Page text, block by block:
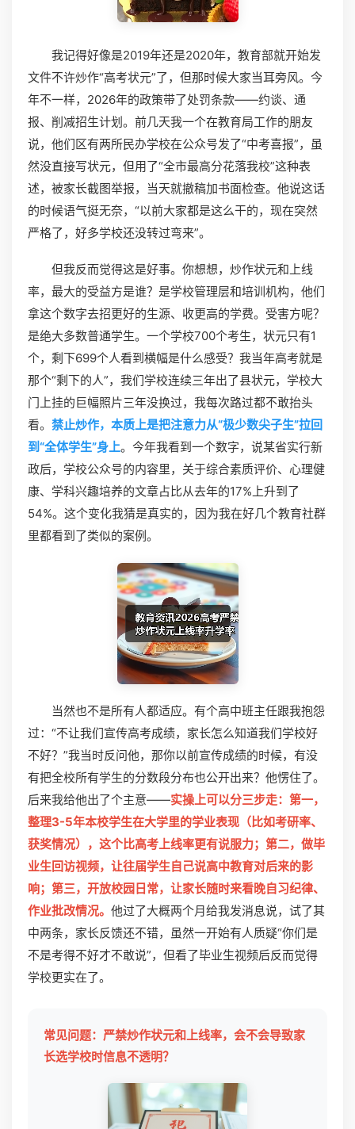
我记得好像是2019年还是2020年，教育部就开始发
文件不许炒作“高考状元”了，但那时候大家当耳旁风。今
年不一样，2026年的政策带了处罚条款——约谈、通
报、削减招生计划。前几天我一个在教育局工作的朋友
说，他们区有两所民办学校在公众号发了“中考喜报”，虽
然没直接写状元，但用了“全市最高分花落我校”这种表
述，被家长截图举报，当天就撤稿加书面检查。他说这话
的时候语气挺无奈，“以前大家都是这么干的，现在突然
严格了，好多学校还没转过弯来”。
但我反而觉得这是好事。你想想，炒作状元和上线
率，最大的受益方是谁？是学校管理层和培训机构，他们
拿这个数字去招更好的生源、收更高的学费。受害方呢？
是绝大多数普通学生。一个学校700个考生，状元只有1
个，剩下699个人看到横幅是什么感受？我当年高考就是
那个“剩下的人”，我们学校连续三年出了县状元，学校大
门上挂的巨幅照片三年没换过，我每次路过都不敢抬头
看。 禁止炒作，本质上是把注意力从“极少数尖子生”拉回
到“全体学生”身上。今年我看到一个数字，说某省实行新
政后，学校公众号的内容里，关于综合素质评价、心理健
康、学科兴趣培养的文章占比从去年的17%上升到了
54%。这个变化我猜是真实的，因为我在好几个教育社群
里都看到了类似的案例。
当然也不是所有人都适应。有个高中班主任跟我抱怨
过：“不让我们宣传高考成绩，家长怎么知道我们学校好
不好？”我当时反问他，那你以前宣传成绩的时候，有没
有把全校所有学生的分数段分布也公开出来？他愣住了。
后来我给他出了个主意——实操上可以分三步走：第一，
整理3-5年本校学生在大学里的学业表现（比如考研率、
获奖情况），这个比高考上线率更有说服力；第二，做毕
业生回访视频，让往届学生自己说高中教育对后来的影
响；第三，开放校园日常，让家长随时来看晚自习纪律、
作业批改情况。 他过了大概两个月给我发消息说，试了其
中两条，家长反馈还不错，虽然一开始有人质疑“你们是
不是考得不好才不敢说”，但看了毕业生视频后反而觉得
学校更实在了。
常见问题：严禁炒作状元和上线率，会不会导致家
长选学校时信息不透明？